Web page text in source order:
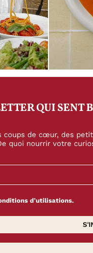
QUI SENT
coups de cœur, des
quoi nourrir votre
d’utilisations.